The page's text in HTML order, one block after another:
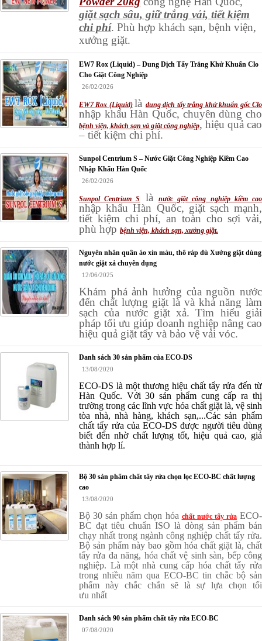
giặt sạch sâu, giữ trắng vải, tiết kiệm
chi phí. Phù hợp khách sạn, bệnh viện,
xưởng giặt.
EW7 Rox (Liquid) – Dung Dịch Tẩy Trắng Khử Khuẩn Clo
Cho Giặt Công Nghiệp
26/02/2026
EW7 Rox (Liquid) là dung dịch tẩy trắng khử khuẩn gốc Clo
nhập khẩu Hàn Quốc, chuyên dùng cho
bệnh viện, khách sạn và giặt công nghiệp, hiệu quả cao
– tiết kiệm chi phí.
Sunpol Centrium S – Nước Giặt Công Nghiệp Kiềm Cao
Nhập Khẩu Hàn Quốc
26/02/2026
Sunpol Centrium S là nước giặt công nghiệp kiềm cao
nhập khẩu Hàn Quốc, giặt sạch mạnh,
tiết kiệm chi phí, an toàn cho sợi vải,
phù hợp bệnh viện, khách sạn, xưởng giặt.
Nguyên nhân quần áo xỉn màu, thô ráp dù Xưởng giặt dùng
nước giặt xả chuyên dụng
12/06/2025
Khám phá ảnh hưởng của nguồn nước
đến chất lượng giặt là và khả năng làm
sạch của nước giặt xả. Tìm hiểu giải
pháp tối ưu giúp doanh nghiệp nâng cao
hiệu quả giặt tẩy và bảo vệ vải vóc.
Danh sách 30 sản phẩm của ECO-DS
13/08/2020
ECO-DS là một thương hiệu chất tẩy rửa đến từ
Hàn Quốc. Với 30 sản phẩm cung cấp ra thị
trường trong các lĩnh vực hóa chất giặt là, vệ sinh
tòa nhà, nhà hàng, khách sạn,...Các sản phẩm
chất tẩy rửa của ECO-DS được người tiêu dùng
biết đến nhờ chất lượng tốt, hiệu quả cao, giá
thành hợp lí.
Bộ 30 sản phẩm chất tẩy rửa chọn lọc ECO-BC chất lượng
cao
13/08/2020
Bộ 30 sản phẩm chọn hóa chất nước tẩy rửaECO-
BC đạt tiêu chuẩn ISO là dòng sản phẩm bán
chạy nhất trong ngành công nghiệp chất tẩy rửa.
Bộ sản phẩm này bao gồm hóa chất giặt là, chất
tẩy rửa đa năng, hóa chất vệ sinh sàn, bếp công
nghiệp. Là một nhà cung cấp hóa chất tẩy rửa
trong nhiều năm qua ECO-BC tin chắc bộ sản
phẩm này chắc chắn sẽ là sự lựa chọn tối
ưu nhất
Danh sách 90 sản phẩm chất tẩy rửa ECO-BC
07/08/2020